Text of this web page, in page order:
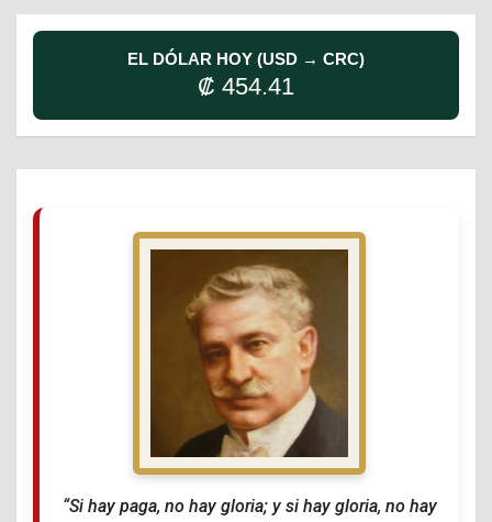
EL DÓLAR HOY (USD → CRC)
₡ 454.41
“Si hay paga, no hay gloria; y si hay gloria, no hay